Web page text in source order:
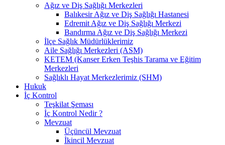
Ağız ve Diş Sağlığı Merkezleri
Balıkesir Ağız ve Diş Sağlığı Hastanesi
Edremit Ağız ve Diş Sağlığı Merkezi
Bandırma Ağız ve Diş Sağlığı Merkezi
İlçe Sağlık Müdürlüklerimiz
Aile Sağlığı Merkezleri (ASM)
KETEM (Kanser Erken Teşhis Tarama ve Eğitim
Merkezleri
Sağlıklı Hayat Merkezlerimiz (SHM)
Hukuk
İç Kontrol
Teşkilat Şeması
İç Kontrol Nedir ?
Mevzuat
Üçüncül Mevzuat
İkincil Mevzuat